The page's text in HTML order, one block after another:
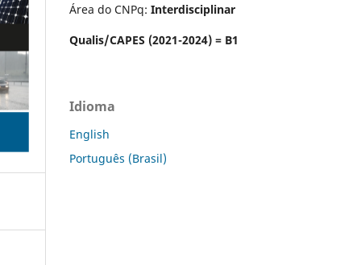
Área do CNPq: Interdisciplinar
Qualis/CAPES (2021-2024) = B1
Idioma
English
Português (Brasil)